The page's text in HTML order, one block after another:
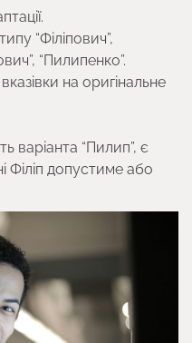
“Філіпович”,
“Пилипенко”.
на оригінальне
варіанта “Пилип”, є
Філіп допустиме або